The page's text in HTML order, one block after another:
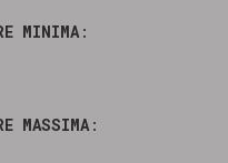
MINIMA :
MASSIMA :